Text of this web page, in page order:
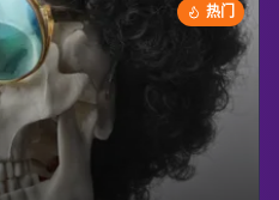
热门